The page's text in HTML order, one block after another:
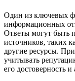
Один из ключевых
информационных
Ответы могут быть
источников, таких
другие ресурсы.
учитывать
его достоверность и